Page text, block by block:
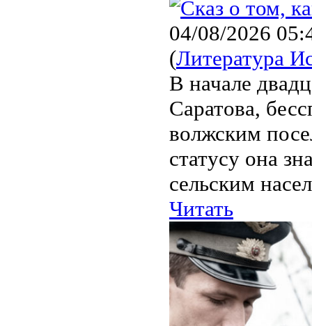
04/08/2026
(Литература
В начале
Саратова,
волжским
статусу она
сельским
Читать